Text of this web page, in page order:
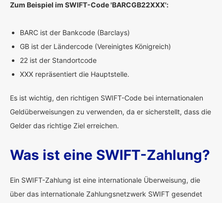
Zum Beispiel im SWIFT-Code 'BARCGB22XXX':
BARC ist der Bankcode (Barclays)
GB ist der Ländercode (Vereinigtes Königreich)
22 ist der Standortcode
XXX repräsentiert die Hauptstelle.
Es ist wichtig, den richtigen SWIFT-Code bei internationalen
Geldüberweisungen zu verwenden, da er sicherstellt, dass die
Gelder das richtige Ziel erreichen.
Was ist eine SWIFT-Zahlung?
Ein SWIFT-Zahlung ist eine internationale Überweisung, die
über das internationale Zahlungsnetzwerk SWIFT gesendet